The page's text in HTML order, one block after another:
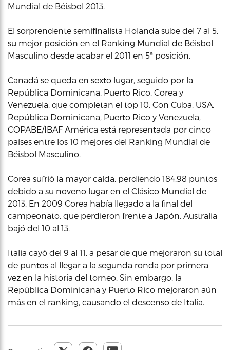
Mundial de Béisbol 2013.
El sorprendente semifinalista Holanda sube del 7 al 5,
su mejor posición en el Ranking Mundial de Béisbol
Masculino desde acabar el 2011 en 5ª posición.
Canadá se queda en sexto lugar, seguido por la
República Dominicana, Puerto Rico, Corea y
Venezuela, que completan el top 10. Con Cuba, USA,
República Dominicana, Puerto Rico y Venezuela,
COPABE/IBAF América está representada por cinco
países entre los 10 mejores del Ranking Mundial de
Béisbol Masculino.
Corea sufrió la mayor caída, perdiendo 184.98 puntos
debido a su noveno lugar en el Clásico Mundial de
2013. En 2009 Corea había llegado a la final del
campeonato, que perdieron frente a Japón. Australia
bajó del 10 al 13.
Italia cayó del 9 al 11, a pesar de que mejoraron su total
de puntos al llegar a la segunda ronda por primera
vez en la historia del torneo. Sin embargo, la
República Dominicana y Puerto Rico mejoraron aún
más en el ranking, causando el descenso de Italia.